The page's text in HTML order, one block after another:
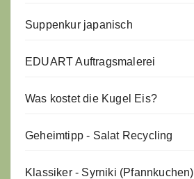
Suppenkur japanisch
EDUART Auftragsmalerei
Was kostet die Kugel Eis?
Geheimtipp - Salat Recycling
Klassiker - Syrniki (Pfannkuchen)